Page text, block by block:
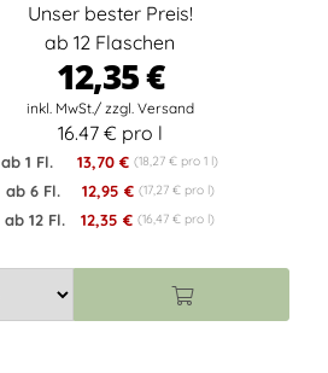
Unser bester Preis!
ab 12 Flaschen
12,35 €
16.47 € pro l
ab 1 Fl. 13,70 € (18,27 € pro 1 l)
ab 6 Fl. 12,95 € (17,27 € pro l)
ab 12 Fl. 12,35 € (16,47 € pro l)